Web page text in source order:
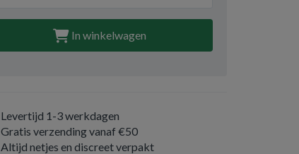
In winkelwagen
Levertijd 1-3 werkdagen
Gratis verzending vanaf €50
Altijd netjes en discreet verpakt